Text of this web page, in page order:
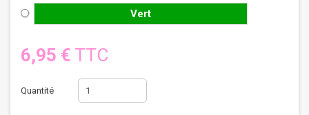
Vert
6,95 € TTC
Quantité